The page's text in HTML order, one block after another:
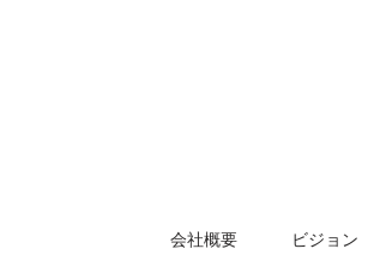
会社概要 ビジョン